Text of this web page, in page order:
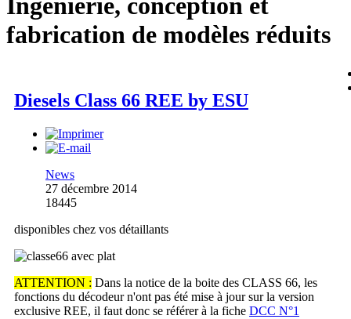
Ingénierie, conception et
fabrication de modèles réduits
Diesels Class 66 REE by ESU
News
27 décembre 2014
18445
disponibles chez vos détaillants
ATTENTION : Dans la notice de la boite des CLASS 66, les
fonctions du décodeur n'ont pas été mise à jour sur la version
exclusive REE, il faut donc se référer à la fiche DCC N°1